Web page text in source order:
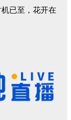
机已至，花开在